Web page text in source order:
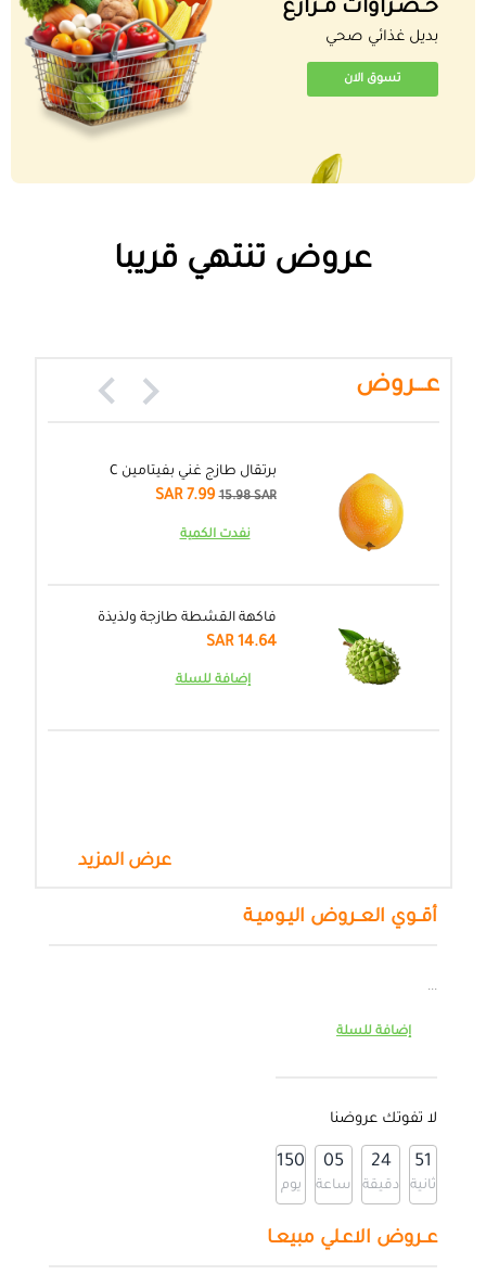
خــضـراوات مــزارع
بديل غذائي صحي
تسوق الان
عروض تنتهي قريبا
عـــروض
برتقال طازج غني بفيتامين C
SAR 7.9915.98 SAR
نفدت الكمية
فاكهة القشطة طازجة ولذيذة
14.64 SAR
إضافة للسلة
عرض المزيد
أقــوي العــروض اليـوميـة
...
إضافة للسلة
لا تفوتك عروضنا
50
ثانية
24
دقيقة
05
ساعة
150
يوم
عــروض الاعـلي مبيعـا